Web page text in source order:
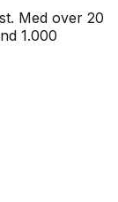
Med over 20
1.000